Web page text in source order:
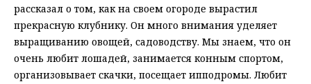
рассказал о том, как на своем огороде вырастил
прекрасную клубнику. Он много внимания уделяет
выращиванию овощей, садоводству. Мы знаем, что он
очень любит лошадей, занимается конным спортом,
организовывает скачки, посещает ипподромы. Любит